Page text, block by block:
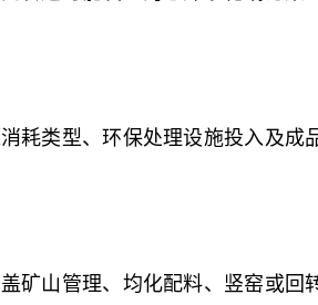
耗类型、环保处理设施投入及
矿山管理、均化配料、竖窑或